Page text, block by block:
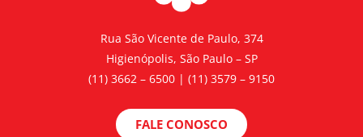
Rua São Vicente de Paulo, 374
Higienópolis, São Paulo – SP
(11) 3662 – 6500 | (11) 3579 – 9150
FALE CONOSCO